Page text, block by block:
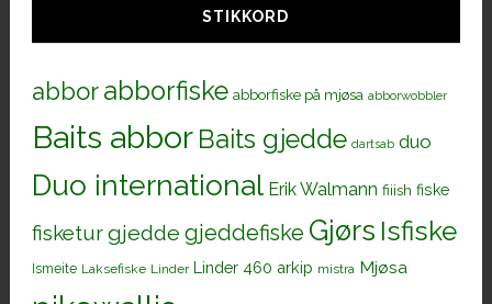
STIKKORD
abborabborfiske abborfiske på mjøsa abborwobbler
Baits abbor Baits gjedde dartsab duo
Duo international Erik Walmann fiiish fiske
fisketurgjedde gjeddefiske Gjørs Isfiske
Ismeite Laksefiske Linder Linder 460 arkip mistra Mjøsa